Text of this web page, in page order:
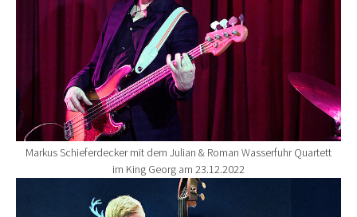
Markus Schieferdecker mit dem Julian & Roman Wasserfuhr Quartett
im King Georg am 23.12.2022